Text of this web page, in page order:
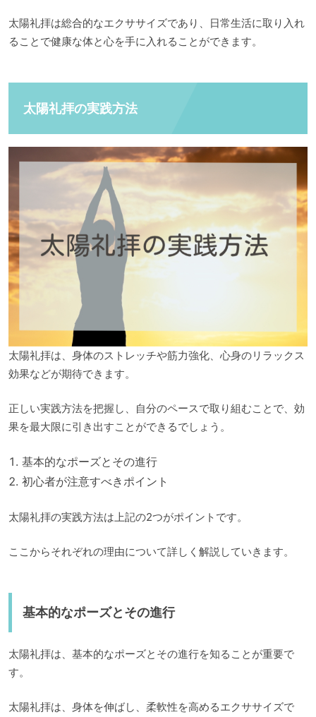
太陽礼拝は総合的なエクササイズであり、日常生活に取り入れ
ることで健康な体と心を手に入れることができます。
太陽礼拝の実践方法
太陽礼拝は、身体のストレッチや筋力強化、心身のリラックス
効果などが期待できます。
正しい実践方法を把握し、自分のペースで取り組むことで、効
果を最大限に引き出すことができるでしょう。
基本的なポーズとその進行
初心者が注意すべきポイント
太陽礼拝の実践方法は上記の2つがポイントです。
ここからそれぞれの理由について詳しく解説していきます。
基本的なポーズとその進行
太陽礼拝は、基本的なポーズとその進行を知ることが重要で
す。
太陽礼拝は、身体を伸ばし、柔軟性を高めるエクササイズで